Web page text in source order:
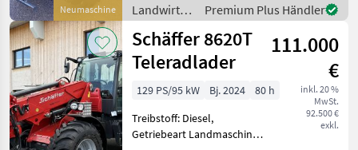
Neumaschine
Werkzeugverriegelung,
Rückhaltesystem
Landwirtsch.
Motorfahrzeuge
/ Schäffer
Premium Plus Händler
Schäffer 8620T
Teleradlader
111.000
€
inkl. 20 %
MwSt.
92.500 €
exkl.
129 PS/95 kW Bj. 2024
80 h
Treibstoff: Diesel,
Getriebeart Landmaschine: